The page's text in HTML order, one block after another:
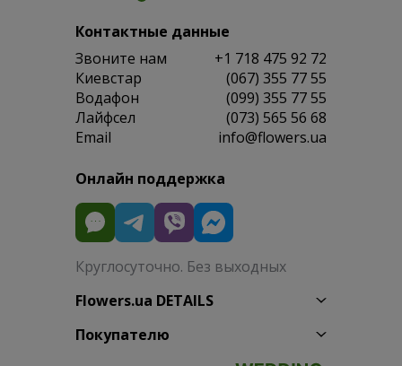
Контактные данные
Звоните нам
+1 718 475 92 72
Киевстар
(067) 355 77 55
Водафон
(099) 355 77 55
Лайфсел
(073) 565 56 68
Email
info@flowers.ua
Онлайн поддержка
Круглосуточно. Без выходных
Flowers.ua DETAILS
Покупателю